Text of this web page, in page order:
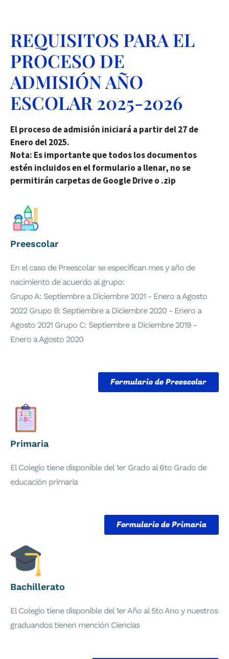
REQUISITOS PARA EL
PROCESO DE
ADMISIÓN AÑO
ESCOLAR 2025-2026
El proceso de admisión iniciará a partir del 27 de
Enero del 2025.
Nota: Es importante que todos los documentos
estén incluidos en el formulario a llenar, no se
permitirán carpetas de Google Drive o .zip
Preescolar
En el caso de Preescolar se especifican mes y año de
nacimiento de acuerdo al grupo:
Grupo A: Septiembre a Diciembre 2021 - Enero a Agosto
2022 Grupo B: Septiembre a Diciembre 2020 - Enero a
Agosto 2021 Grupo C: Septiembre a Diciembre 2019 -
Enero a Agosto 2020
Formulario de Preescolar
Primaria
El Colegio tiene disponible del 1er Grado al 6to Grado de
educación primaria
Formulario de Primaria
Bachillerato
El Colegio tiene disponible del 1er Año al 5to Ano y nuestros
graduandos tienen mención Ciencias